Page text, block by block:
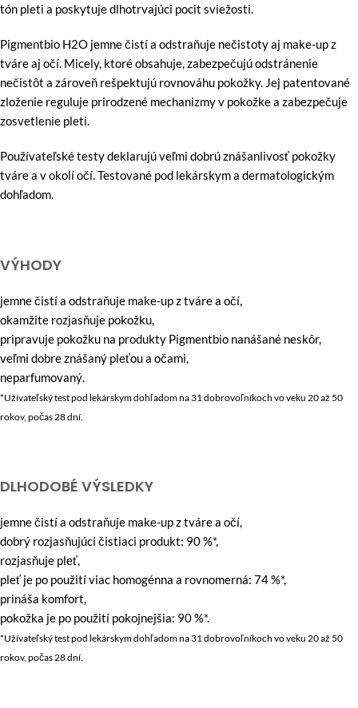
tón pleti a poskytuje dlhotrvajúci pocit sviežosti.
Pigmentbio H2O jemne čistí a odstraňuje nečistoty aj make-up z
tváre aj očí. Micely, ktoré obsahuje, zabezpečujú odstránenie
nečistôt a zároveň rešpektujú rovnováhu pokožky. Jej patentované
zloženie reguluje prirodzené mechanizmy v pokožke a zabezpečuje
zosvetlenie pleti.
Používateľské testy deklarujú veľmi dobrú znášanlivosť pokožky
tváre a v okolí očí. Testované pod lekárskym a dermatologickým
dohľadom.
VÝHODY
jemne čistí a odstraňuje make-up z tváre a očí,
okamžite rozjasňuje pokožku,
pripravuje pokožku na produkty Pigmentbio nanášané neskôr,
veľmi dobre znášaný pleťou a očami,
neparfumovaný.
*Užívateľský test pod lekárskym dohľadom na 31 dobrovoľníkoch vo veku 20 až 50
rokov, počas 28 dní.
DLHODOBÉ VÝSLEDKY
jemne čistí a odstraňuje make-up z tváre a očí,
dobrý rozjasňujúci čistiaci produkt: 90 %*,
rozjasňuje pleť,
pleť je po použití viac homogénna a rovnomerná: 74 %*,
prináša komfort,
pokožka je po použití pokojnejšia: 90 %*.
*Užívateľský test pod lekárskym dohľadom na 31 dobrovoľníkoch vo veku 20 až 50
rokov, počas 28 dní.